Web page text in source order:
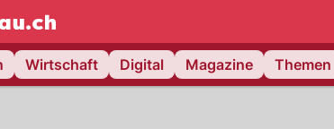
NAU.ch
Wirtschaft Digital Magazine Themen